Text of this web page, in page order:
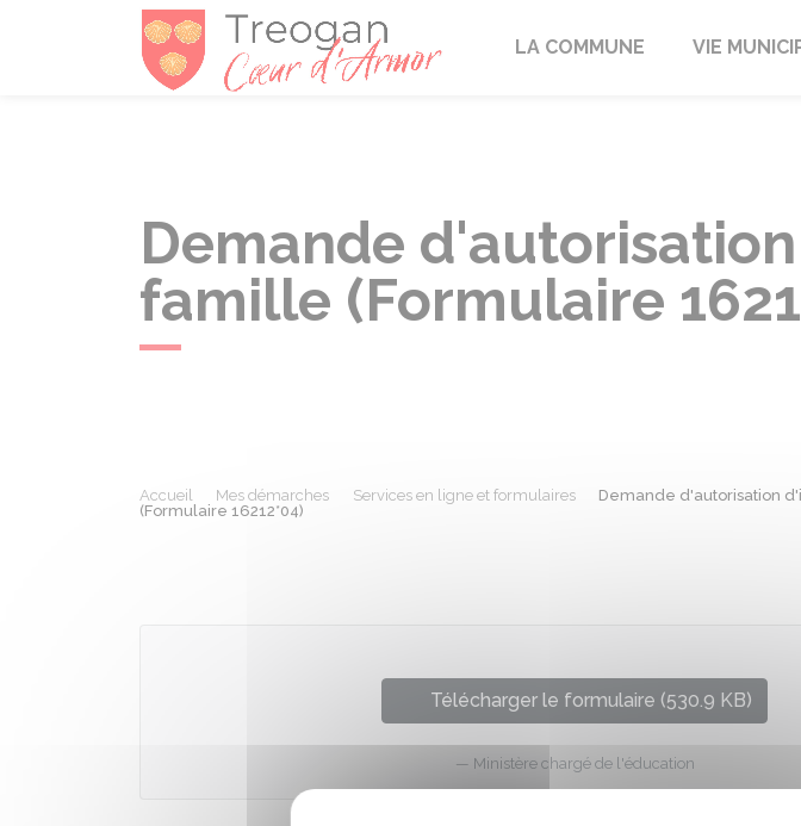
TréoganLA COMMUNE VIE
Demande
famille (Formulaire
Accueil Mes démarches Services en ligne et formulaires
Demande d'autorisation
(Formulaire 16212*04)
Télécharger le formulaire (530.9 KB)
Ministère chargé de l'éducation